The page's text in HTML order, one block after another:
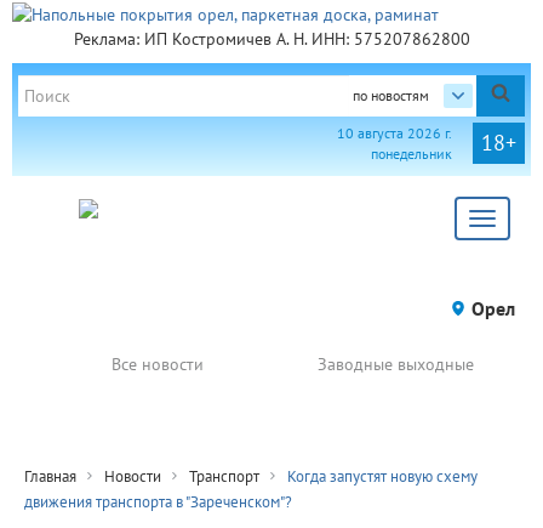
Реклама: ИП Костромичев А. Н. ИНН: 575207862800
по новостям
18+
10 августа 2026 г.
понедельник
Toggle
Орел
Все новости Заводные выходные
Главная Новости Транспорт
Когда запустят новую схему
движения транспорта в "Зареченском"?